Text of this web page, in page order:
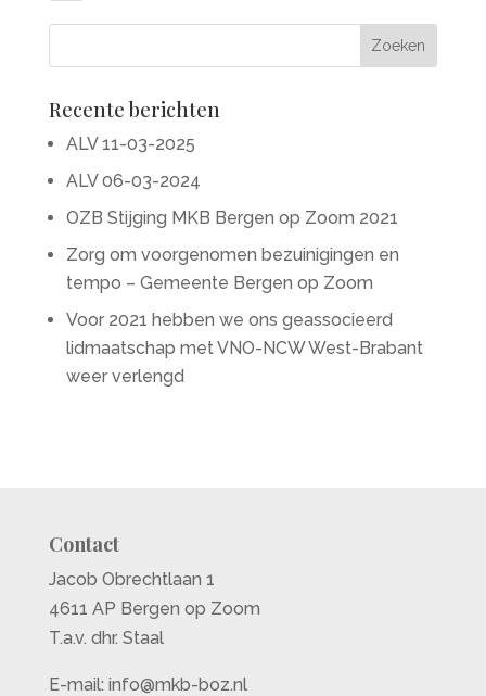
Recente berichten
ALV 11-03-2025
ALV 06-03-2024
OZB Stijging MKB Bergen op Zoom 2021
Zorg om voorgenomen bezuinigingen en
tempo – Gemeente Bergen op Zoom
Voor 2021 hebben we ons geassocieerd
lidmaatschap met VNO-NCW West-Brabant
weer verlengd
Contact
Jacob Obrechtlaan 1
4611 AP Bergen op Zoom
T.a.v. dhr. Staal
E-mail: info@mkb-boz.nl